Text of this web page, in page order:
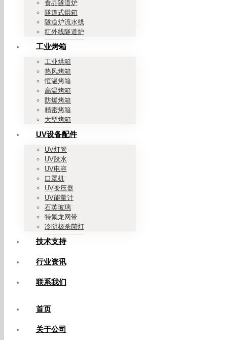
食品隧道炉
隧道式烘箱
隧道炉流水线
红外线隧道炉
工业烤箱
工业烘箱
热风烤箱
恒温烤箱
高温烤箱
防爆烤箱
精密烤箱
大型烤箱
UV设备配件
UV灯管
UV胶水
UV电容
口罩机
UV变压器
UV能量计
石英玻璃
特氟龙网带
冷阴极杀菌灯
技术支持
行业资讯
联系我们
首页
关于公司